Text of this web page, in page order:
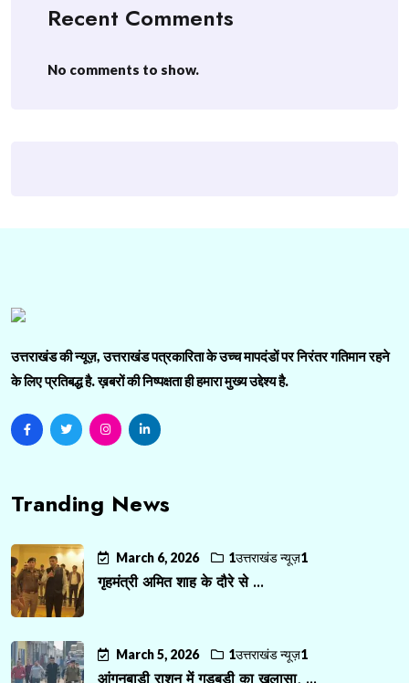
Recent Comments
No comments to show.
उत्तराखंड की न्यूज़, उत्तराखंड पत्रकारिता के उच्च मापदंडों पर निरंतर गतिमान रहने
के लिए प्रतिबद्ध है. ख़बरों की निष्पक्षता ही हमारा मुख्य उद्देश्य है.
Tranding News
March 6, 2026 1उत्तराखंड न्यूज़1
गृहमंत्री अमित शाह के दौरे से ...
March 5, 2026 1उत्तराखंड न्यूज़1
आंगनबाड़ी राशन में गड़बड़ी का खुलासा, ...